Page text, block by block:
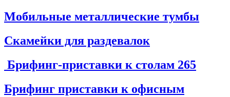
Мобильные металлические тумбы
Скамейки для раздевалок
Брифинг-приставки к столам 265
Брифинг приставки к офисным